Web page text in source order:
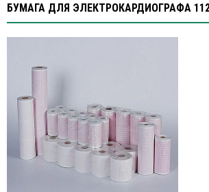
БУМАГА ДЛЯ ЭЛЕКТРОКАРДИОГРАФА